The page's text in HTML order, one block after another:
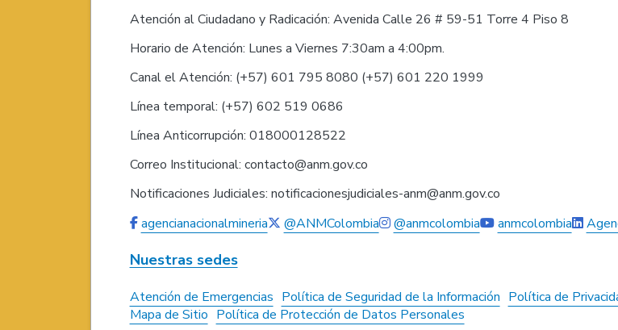
Atención al Ciudadano y Radicación: Avenida Calle 26 # 59-51 Torre 4 Piso 8
Horario de Atención: Lunes a Viernes 7:30am a 4:00pm.
Canal el Atención: (+57) 601 795 8080 (+57) 601 220 1999
Línea temporal: (+57) 602 519 0686
Línea Anticorrupción: 018000128522
Correo Institucional: contacto@anm.gov.co
Notificaciones Judiciales: notificacionesjudiciales-anm@anm.gov.co
agencianacionalmineria
@ANMColombia @anmcolombia anmcolombia
Nuestras sedes
Atención de Emergencias Política de Seguridad de la Información Política de
Mapa de Sitio Política de Protección de Datos Personales